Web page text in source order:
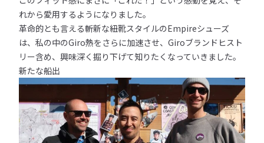
れから愛用するようになりました。
革命的とも言える斬新な紐靴スタイルのEmpireシューズ
は、私の中のGiro熱をさらに加速させ、Giroブランドヒスト
リー含め、興味深く掘り下げて知りたくなっていきました。
新たな船出